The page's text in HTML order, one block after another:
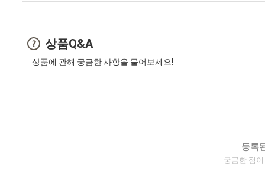
상품Q&A
상품에 관해 궁금한 사항을 물어보세요!
등록
궁금한 점